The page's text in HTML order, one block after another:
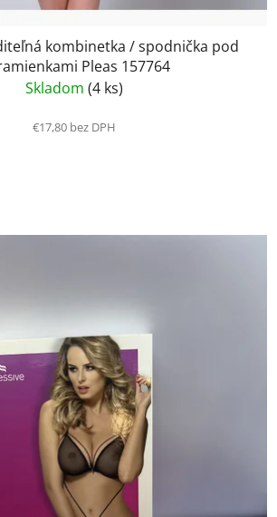
kombinetka / spodnička pod
Pleas 157764
Skladom (4 ks)
€17,80 bez DPH